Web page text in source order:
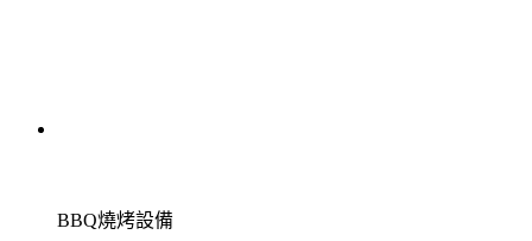
BBQ燒烤設備